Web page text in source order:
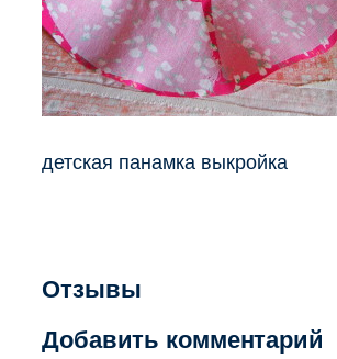
детская панамка выкройка
Отзывы
Добавить комментарий